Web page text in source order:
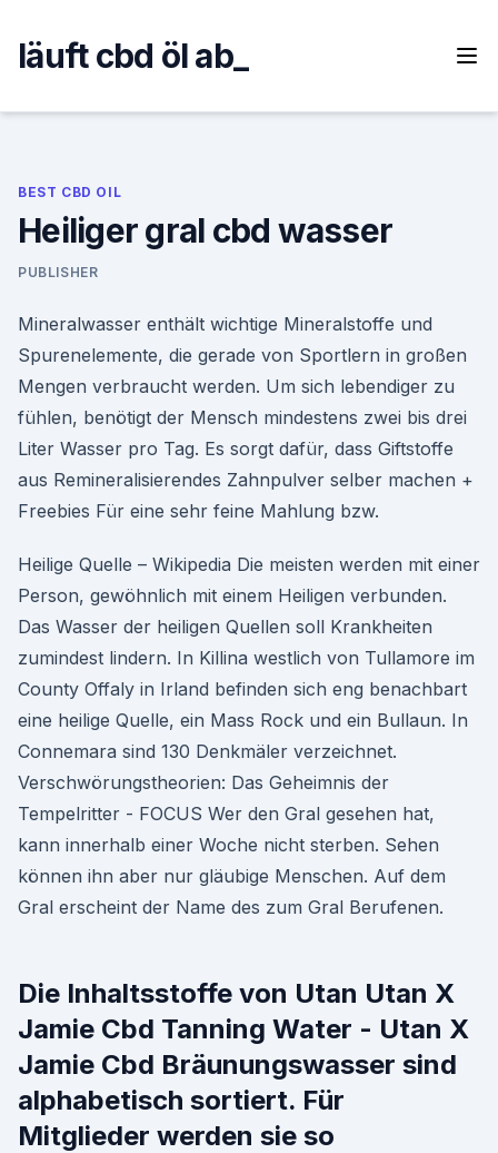
content
läuft cbd öl ab_
BEST CBD OIL
Heiliger gral cbd wasser
PUBLISHER
Mineralwasser enthält wichtige Mineralstoffe und
Spurenelemente, die gerade von Sportlern in großen
Mengen verbraucht werden. Um sich lebendiger zu
fühlen, benötigt der Mensch mindestens zwei bis drei
Liter Wasser pro Tag. Es sorgt dafür, dass Giftstoffe
aus Remineralisierendes Zahnpulver selber machen +
Freebies Für eine sehr feine Mahlung bzw.
Heilige Quelle – Wikipedia Die meisten werden mit einer
Person, gewöhnlich mit einem Heiligen verbunden.
Das Wasser der heiligen Quellen soll Krankheiten
zumindest lindern. In Killina westlich von Tullamore im
County Offaly in Irland befinden sich eng benachbart
eine heilige Quelle, ein Mass Rock und ein Bullaun. In
Connemara sind 130 Denkmäler verzeichnet.
Verschwörungstheorien: Das Geheimnis der
Tempelritter - FOCUS Wer den Gral gesehen hat,
kann innerhalb einer Woche nicht sterben. Sehen
können ihn aber nur gläubige Menschen. Auf dem
Gral erscheint der Name des zum Gral Berufenen.
Die Inhaltsstoffe von Utan Utan X
Jamie Cbd Tanning Water - Utan X
Jamie Cbd Bräunungswasser sind
alphabetisch sortiert. Für
Mitglieder werden sie so